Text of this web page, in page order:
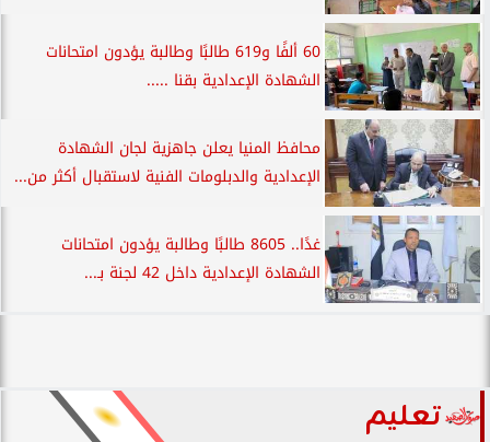
60 ألفًا و619 طالبًا وطالبة يؤدون امتحانات
الشهادة الإعدادية بقنا .....
محافظ المنيا يعلن جاهزية لجان الشهادة
الإعدادية والدبلومات الفنية لاستقبال أكثر من...
غدًا.. 8605 طالبًا وطالبة يؤدون امتحانات
الشهادة الإعدادية داخل 42 لجنة بـ...
تعليم